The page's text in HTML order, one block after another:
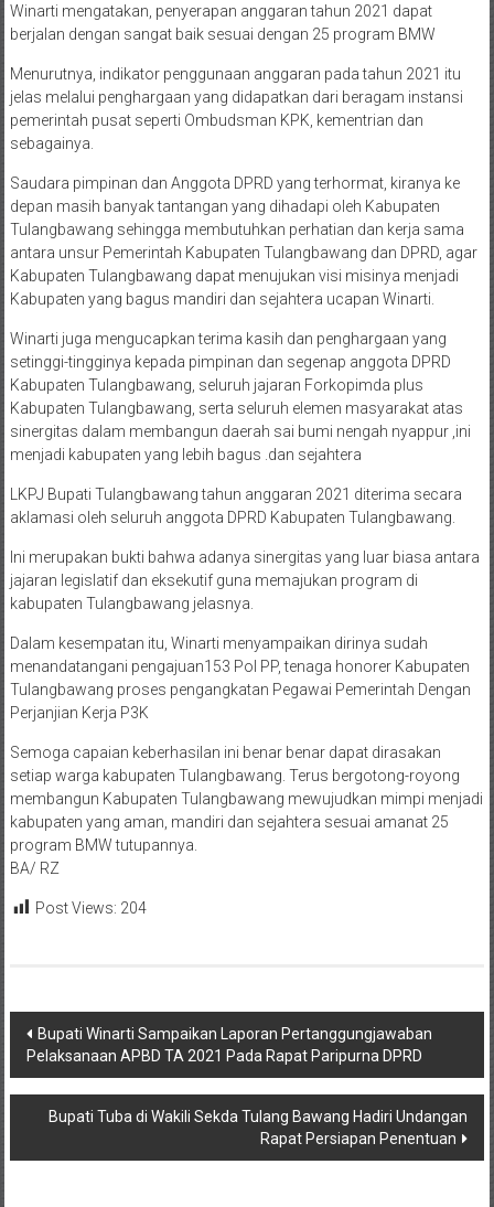
Winarti mengatakan, penyerapan anggaran tahun 2021 dapat
berjalan dengan sangat baik sesuai dengan 25 program BMW
Menurutnya, indikator penggunaan anggaran pada tahun 2021 itu
jelas melalui penghargaan yang didapatkan dari beragam instansi
pemerintah pusat seperti Ombudsman KPK, kementrian dan
sebagainya.
Saudara pimpinan dan Anggota DPRD yang terhormat, kiranya ke
depan masih banyak tantangan yang dihadapi oleh Kabupaten
Tulangbawang sehingga membutuhkan perhatian dan kerja sama
antara unsur Pemerintah Kabupaten Tulangbawang dan DPRD, agar
Kabupaten Tulangbawang dapat menujukan visi misinya menjadi
Kabupaten yang bagus mandiri dan sejahtera ucapan Winarti.
Winarti juga mengucapkan terima kasih dan penghargaan yang
setinggi-tingginya kepada pimpinan dan segenap anggota DPRD
Kabupaten Tulangbawang, seluruh jajaran Forkopimda plus
Kabupaten Tulangbawang, serta seluruh elemen masyarakat atas
sinergitas dalam membangun daerah sai bumi nengah nyappur ,ini
menjadi kabupaten yang lebih bagus .dan sejahtera
LKPJ Bupati Tulangbawang tahun anggaran 2021 diterima secara
aklamasi oleh seluruh anggota DPRD Kabupaten Tulangbawang.
Ini merupakan bukti bahwa adanya sinergitas yang luar biasa antara
jajaran legislatif dan eksekutif guna memajukan program di
kabupaten Tulangbawang jelasnya.
Dalam kesempatan itu, Winarti menyampaikan dirinya sudah
menandatangani pengajuan153 Pol PP, tenaga honorer Kabupaten
Tulangbawang proses pengangkatan Pegawai Pemerintah Dengan
Perjanjian Kerja P3K
Semoga capaian keberhasilan ini benar benar dapat dirasakan
setiap warga kabupaten Tulangbawang. Terus bergotong-royong
membangun Kabupaten Tulangbawang mewujudkan mimpi menjadi
kabupaten yang aman, mandiri dan sejahtera sesuai amanat 25
program BMW tutupannya.
BA/ RZ
Post Views: 204
Navigasi
pos
Bupati Winarti Sampaikan Laporan Pertanggungjawaban
Pelaksanaan APBD TA 2021 Pada Rapat Paripurna DPRD
Bupati Tuba di Wakili Sekda Tulang Bawang Hadiri Undangan
Rapat Persiapan Penentuan